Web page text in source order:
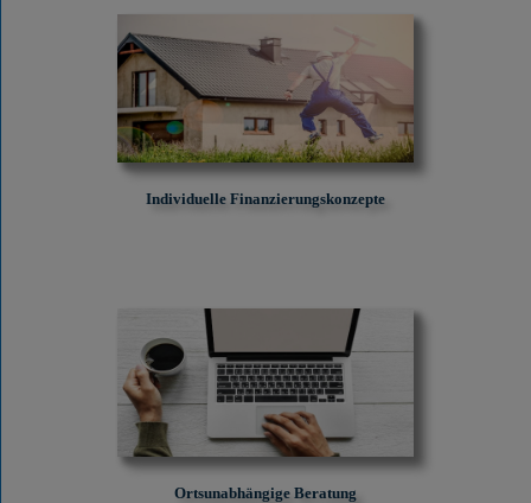
Individuelle Finanzierungskonzepte
Ortsunabhängige Beratung